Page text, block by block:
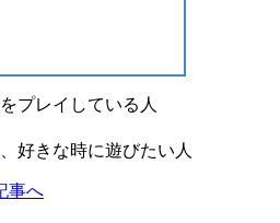
をプレイしている人
好きな時に遊びたい人
事へ